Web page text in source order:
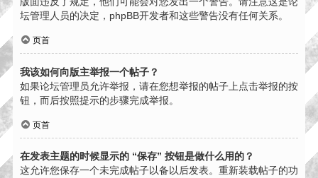
坛管理人员的决定，phpBB开发者和这些警告没有任何关系。
页首
我该如何向版主举报一个帖子？
如果论坛管理员允许举报，请在您想举报的帖子上点击举报的按
钮，而后按照提示的步骤完成举报。
页首
在发表主题的时候显示的 “保存” 按钮是做什么用的？
这允许您保存一个未完成帖子以备以后发表。重新装载帖子的功